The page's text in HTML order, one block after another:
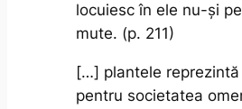
locuiesc în ele nu-și
mute. (p. 211)
[…] plantele
pentru societatea